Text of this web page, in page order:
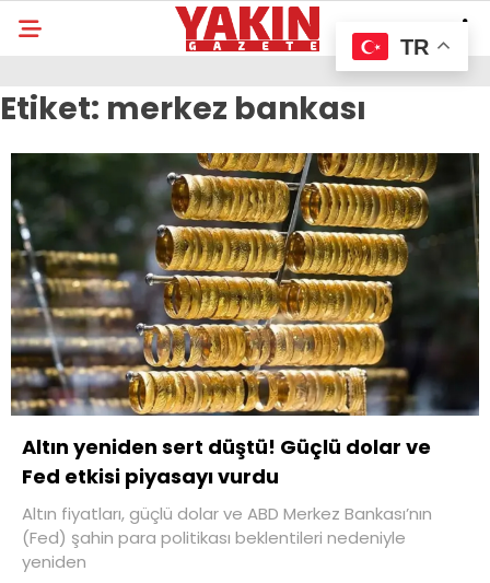
Etiket: merkez bankası
Altın yeniden sert düştü! Güçlü dolar ve
Fed etkisi piyasayı vurdu
Altın fiyatları, güçlü dolar ve ABD Merkez Bankası’nın
(Fed) şahin para politikası beklentileri nedeniyle
yeniden
TR